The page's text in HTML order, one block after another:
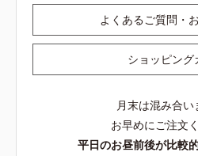
よくあるご質問・
ショッピング
月末は混み合い
お早めにご注文
平日のお昼前後が比較